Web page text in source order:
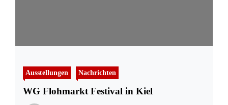
Ausstellungen Nachrichten
WG Flohmarkt Festival in Kiel